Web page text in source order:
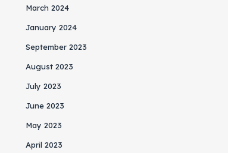
March 2024
January 2024
September 2023
August 2023
July 2023
June 2023
May 2023
April 2023